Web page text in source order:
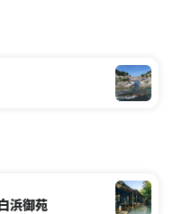
浜御苑